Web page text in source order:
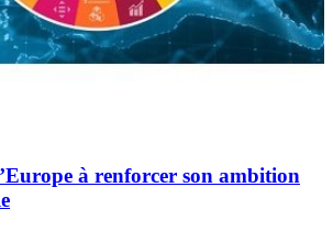
à renforcer son ambition